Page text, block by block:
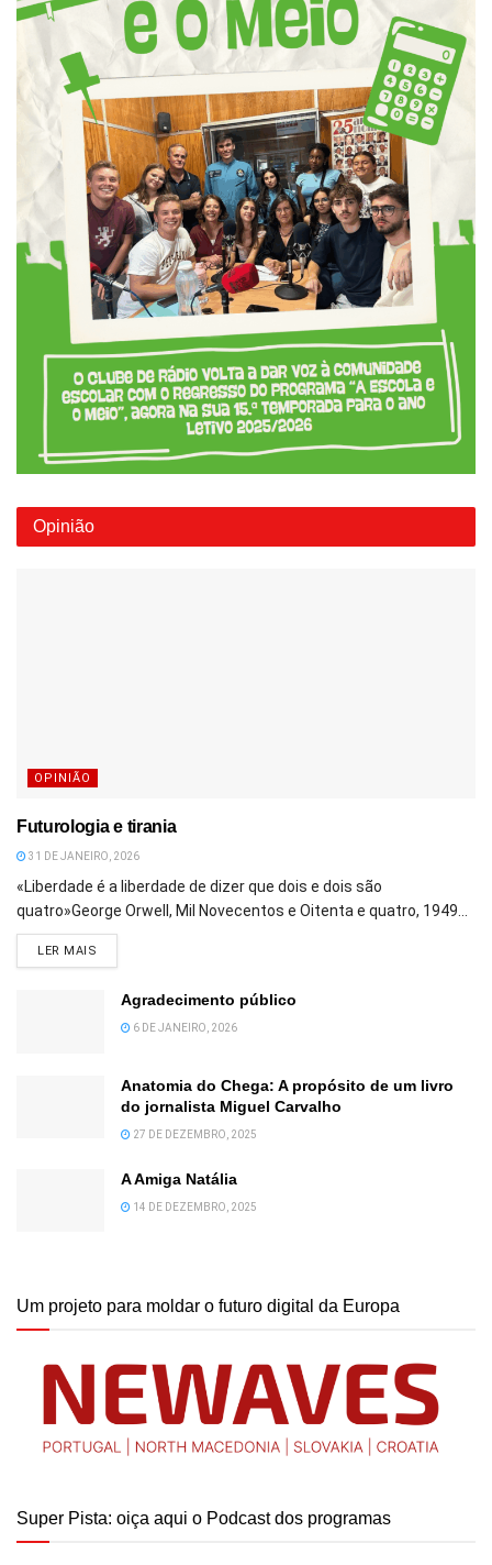
Opinião
OPINIÃO
Futurologia e tirania
31 DE JANEIRO, 2026
«Liberdade é a liberdade de dizer que dois e dois são
quatro»George Orwell, Mil Novecentos e Oitenta e quatro, 1949...
LER MAIS
Agradecimento público
6 DE JANEIRO, 2026
Anatomia do Chega: A propósito de um livro
do jornalista Miguel Carvalho
27 DE DEZEMBRO, 2025
A Amiga Natália
14 DE DEZEMBRO, 2025
Um projeto para moldar o futuro digital da Europa
Super Pista: oiça aqui o Podcast dos programas